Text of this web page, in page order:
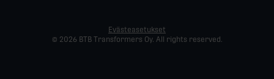
© 2026 BTB Transformers Oy. All rights reserved.
Evästeasetukset